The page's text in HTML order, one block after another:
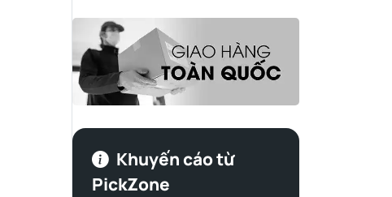
Khuyến cáo từ
PickZone